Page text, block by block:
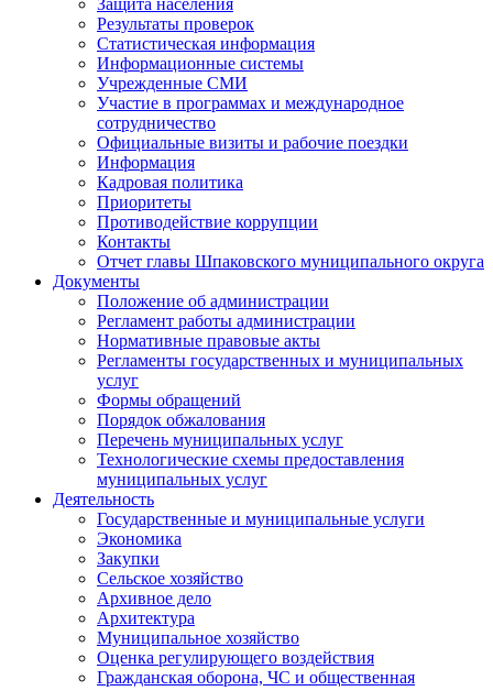
Защита населения
Результаты проверок
Статистическая информация
Информационные системы
Учрежденные СМИ
Участие в программах и международное
сотрудничество
Официальные визиты и рабочие поездки
Информация
Кадровая политика
Приоритеты
Противодействие коррупции
Контакты
Отчет главы Шпаковского муниципального округа
Документы
Положение об администрации
Регламент работы администрации
Нормативные правовые акты
Регламенты государственных и муниципальных
услуг
Формы обращений
Порядок обжалования
Перечень муниципальных услуг
Технологические схемы предоставления
муниципальных услуг
Деятельность
Государственные и муниципальные услуги
Экономика
Закупки
Сельское хозяйство
Архивное дело
Архитектура
Муниципальное хозяйство
Оценка регулирующего воздействия
Гражданская оборона, ЧС и общественная